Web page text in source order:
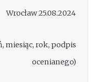
25.08.2024
rok, podpis
ocenianego)